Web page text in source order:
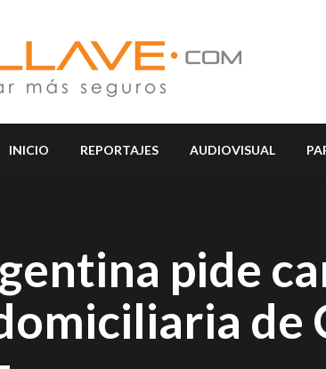
INICIO REPORTAJES AUDIOVISUAL
pide
de